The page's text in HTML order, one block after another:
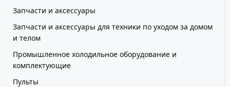
Запчасти и аксессуары
Запчасти и аксессуары для техники по уходом за домом
и телом
Промышленное холодильное оборудование и
комплектующие
Пульты